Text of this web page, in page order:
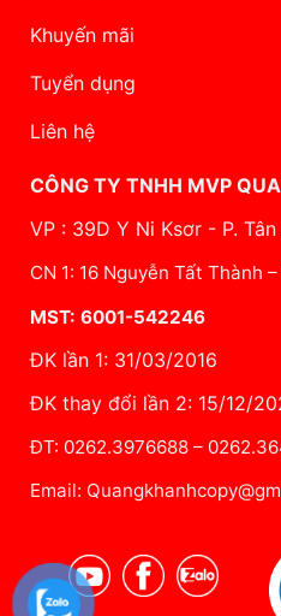
Khuyến mãi
Tuyển dụng
Liên hệ
CÔNG TY TNHH MVP
VP : 39D Y Ni Ksơr - P.
CN 1: 16 Nguyễn Tất Thành
MST: 6001-542246
ĐK lần 1: 31/03/2016
ĐK thay đổi lần 2: 15/12/
ĐT: 0262.3976688 –
Email: